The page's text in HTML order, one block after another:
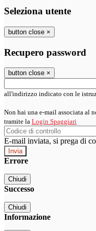
Seleziona utente
button close ×
Recupero password
button close ×
all'indirizzo indicato con le
Non hai una e-mail associata al
tramite la Login Spaggiari
E-mail inviata, si prega di
Errore
Chiudi
Successo
Chiudi
Informazione